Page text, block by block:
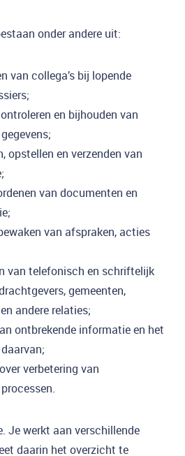
onder andere uit:
van collega’s bij lopende
en bijhouden van
opstellen en verzenden van
van documenten en
van afspraken, acties
van telefonisch en schriftelijk
gemeenten,
andere relaties;
ontbrekende informatie en het
verbetering van
Je werkt aan verschillende
daarin het overzicht te